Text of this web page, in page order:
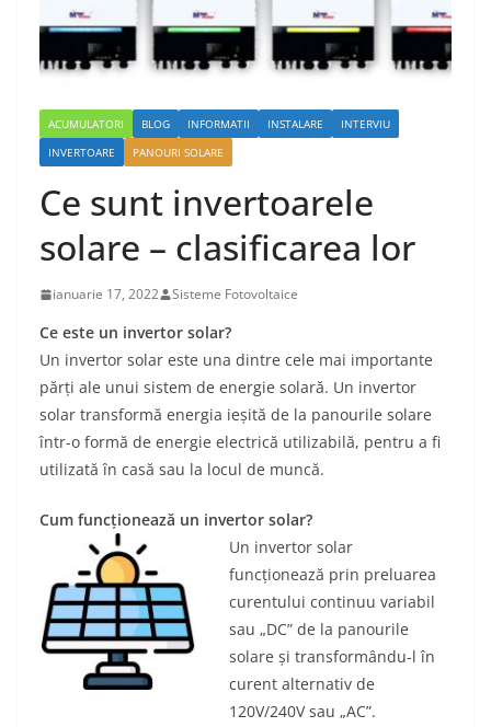
ACUMULATORI BLOG INFORMATII INSTALARE
INTERVIU
INVERTOARE
PANOURI SOLARE
Ce sunt invertoarele
solare – clasificarea lor
ianuarie 17, 2022 Sisteme Fotovoltaice
Ce este un invertor solar?
Un invertor solar este una dintre cele mai importante
părți ale unui sistem de energie solară. Un invertor
solar transformă energia ieșită de la panourile solare
într-o formă de energie electrică utilizabilă, pentru a fi
utilizată în casă sau la locul de muncă.
Cum funcționează un invertor solar?
Un invertor solar
funcționează prin preluarea
curentului continuu variabil
sau „DC” de la panourile
solare și transformându-l în
curent alternativ de
120V/240V sau „AC”.